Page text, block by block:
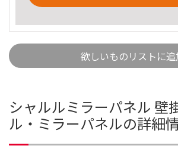
欲しいものリストに追
シャルルミラーパネル 壁
ル・ミラーパネルの詳細